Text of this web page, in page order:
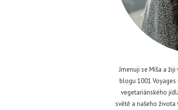
Jmenuji se Míša a
blogu 1001
vegetariánského
světě a našeho